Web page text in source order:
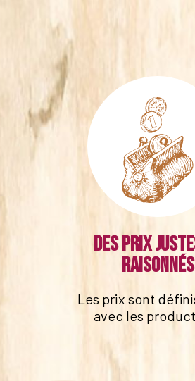
Des prix
raisonnés
Les prix sont
avec les